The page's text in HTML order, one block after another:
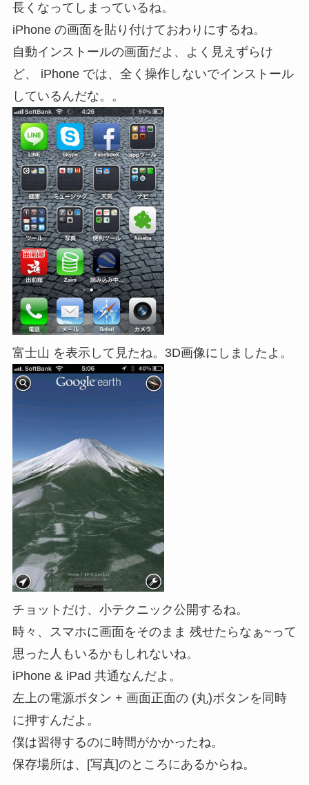
長くなってしまっているね。
iPhone の画面を貼り付けておわりにするね。
自動インストールの画面だよ、よく見えずらけ
ど、 iPhone では、全く操作しないでインストール
しているんだな。。
富士山 を表示して見たね。3D画像にしましたよ。
チョットだけ、小テクニック公開するね。
時々、スマホに画面をそのまま 残せたらなぁ~って
思った人もいるかもしれないね。
iPhone & iPad 共通なんだよ。
左上の電源ボタン + 画面正面の (丸)ボタンを同時
に押すんだよ。
僕は習得するのに時間がかかったね。
保存場所は、[写真]のところにあるからね。